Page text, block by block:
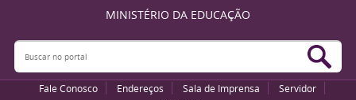
MINISTÉRIO DA EDUCAÇÃO
Buscar no portal
Fale Conosco Endereços Sala de Imprensa
Servidor